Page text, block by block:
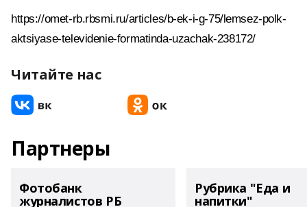
https://omet-rb.rbsmi.ru/articles/b-ek-i-g-75/lemsez-polk-
aktsiyase-televidenie-formatinda-uzachak-238172/
Читайте нас
Партнеры
Фотобанк
журналистов РБ
Рубрика "Еда и
напитки"